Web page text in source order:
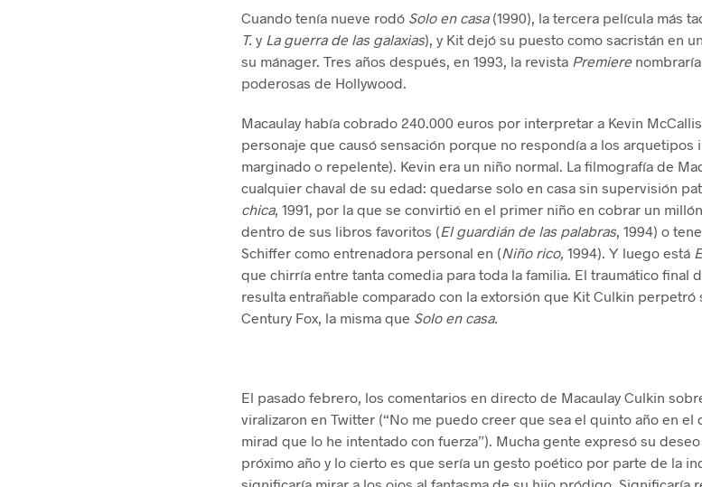
Cuando tenía nueve rodó Solo en casa(1990), la tercera película más
T. y La guerra de las galaxias), y Kit dejó su puesto como sacristán en
su mánager. Tres años después, en 1993, la revista Premierenombraría
poderosas de Hollywood.
Macaulay había cobrado 240.000 euros por interpretar a Kevin
personaje que causó sensación porque no respondía a los arquetipos
marginado o repelente). Kevin era un niño normal. La filmografía de
cualquier chaval de su edad: quedarse solo en casa sin supervisión
chica, 1991, por la que se convirtió en el primer niño en cobrar un
dentro de sus libros favoritos (El guardián de las palabras , 1994) o
Schiffer como entrenadora personal en (Niño rico, 1994). Y luego está
que chirría entre tanta comedia para toda la familia. El traumático final
resulta entrañable comparado con la extorsión que Kit Culkin
Century Fox, la misma que Solo en casa.
El pasado febrero, los comentarios en directo de Macaulay Culkin
viralizaron en Twitter (“No me puedo creer que sea el quinto año en
mirad que lo he intentado con fuerza”). Mucha gente expresó su
próximo año y lo cierto es que sería un gesto poético por parte de la